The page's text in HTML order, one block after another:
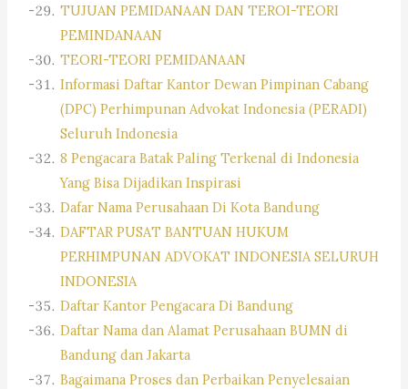
TUJUAN PEMIDANAAN DAN TEROI-TEORI
PEMINDANAAN
TEORI-TEORI PEMIDANAAN
Informasi Daftar Kantor Dewan Pimpinan Cabang
(DPC) Perhimpunan Advokat Indonesia (PERADI)
Seluruh Indonesia
8 Pengacara Batak Paling Terkenal di Indonesia
Yang Bisa Dijadikan Inspirasi
Dafar Nama Perusahaan Di Kota Bandung
DAFTAR PUSAT BANTUAN HUKUM
PERHIMPUNAN ADVOKAT INDONESIA SELURUH
INDONESIA
Daftar Kantor Pengacara Di Bandung
Daftar Nama dan Alamat Perusahaan BUMN di
Bandung dan Jakarta
Bagaimana Proses dan Perbaikan Penyelesaian